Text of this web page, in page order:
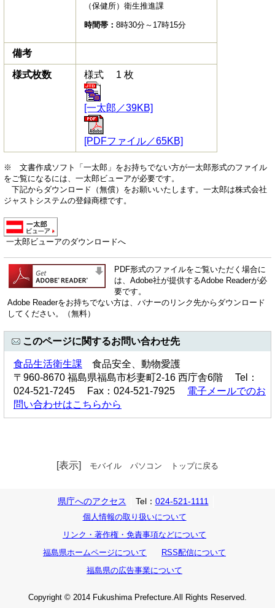
（保健所）衛生推進課
時間帯： 8時30分～17時15分
備考
様式枚数 様式 1 枚
[一太郎／39KB]
[PDFファイル／65KB]
※ 文書作成ソフト「一太郎」をお持ちでない方が一太郎形式のファイル
をご覧になるには、一太郎ビューアが必要です。
下記からダウンロード（無償）をお願いいたします。一太郎は株式会社
ジャストシステムの登録商標です。
一太郎ビューアのダウンロードへ
PDF形式のファイルをご覧いただく場合に
は、Adobe社が提供するAdobe Readerが必
要です。
Adobe Readerをお持ちでない方は、バナーのリンク先からダウンロード
してください。（無料）
このページに関するお問い合わせ先
食品生活衛生課 食品安全、動物愛護
〒960-8670 福島県福島市杉妻町2-16 西庁舎6階 Tel：
024-521-7245 Fax：024-521-7925 電子メールでのお
問い合わせはこちらから
[表示] モバイル パソコン トップに戻る
県庁へのアクセス Tel： 024-521-1111
個人情報の取り扱いについて
リンク・著作権・免責事項などについて
福島県ホームページについて
RSS配信について
福島県の広告事業について
Copyright © 2014 Fukushima Prefecture.All Rights Reserved.